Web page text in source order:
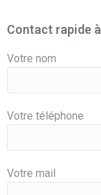
Contact rapide
Votre nom
Votre téléphone
Votre mail